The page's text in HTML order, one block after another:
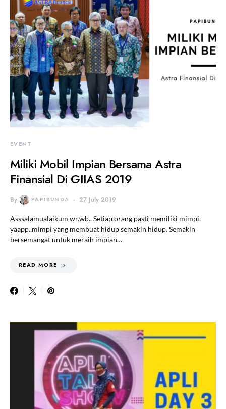
EVENT
Miliki Mobil Impian Bersama Astra
Finansial Di GIIAS 2019
By PAPIBUNDA 27 July 2019
Asssalamualaikum wr.wb.. Setiap orang pasti memiliki mimpi,
yaapp..mimpi yang membuat hidup semakin hidup. Semakin
bersemangat untuk meraih impian…
READ MORE